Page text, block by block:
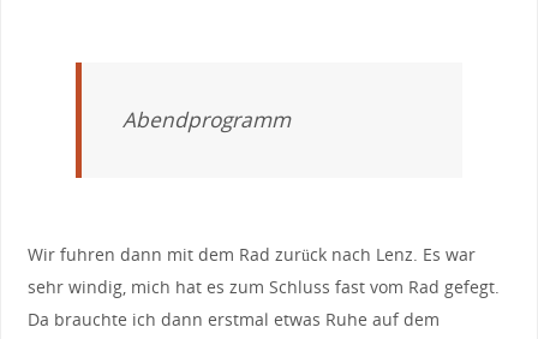
Abendprogramm
Wir fuhren dann mit dem Rad zurück nach Lenz. Es war
sehr windig, mich hat es zum Schluss fast vom Rad gefegt.
Da brauchte ich dann erstmal etwas Ruhe auf dem